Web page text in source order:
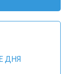
ДНЯ